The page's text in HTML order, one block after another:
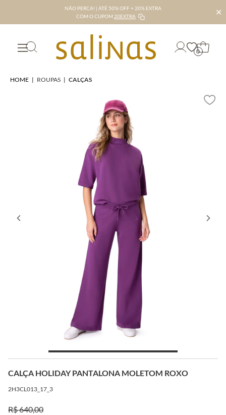
NÃO PERCA! | ATÉ 50% OFF + 20% EXTRA
COM O CUPOM 20EXTRA ✕
0
HOME | ROUPAS | CALÇAS
CALÇA HOLIDAY PANTALONA MOLETOM ROXO
2H3CL013_17_3
R$ 640,00